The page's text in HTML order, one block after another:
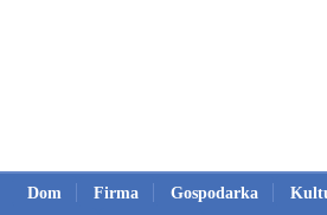
Dom Firma Gospodarka